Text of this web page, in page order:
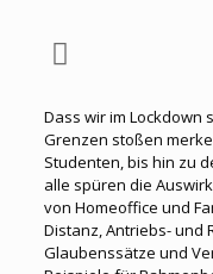
Dass wir im Lockdown
Grenzen stoßen
Studenten, bis hin zu
alle spüren die
von Homeoffice und
Distanz, Antriebs- und
Glaubenssätze und